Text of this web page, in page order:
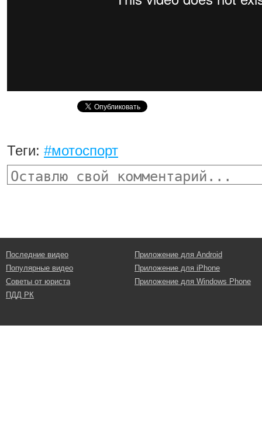
Теги: #мотоспорт
Последние видео
Популярные видео
Советы от юриста
ПДД РК
Приложение для Android
Приложение для iPhone
Приложение для Windows Phone